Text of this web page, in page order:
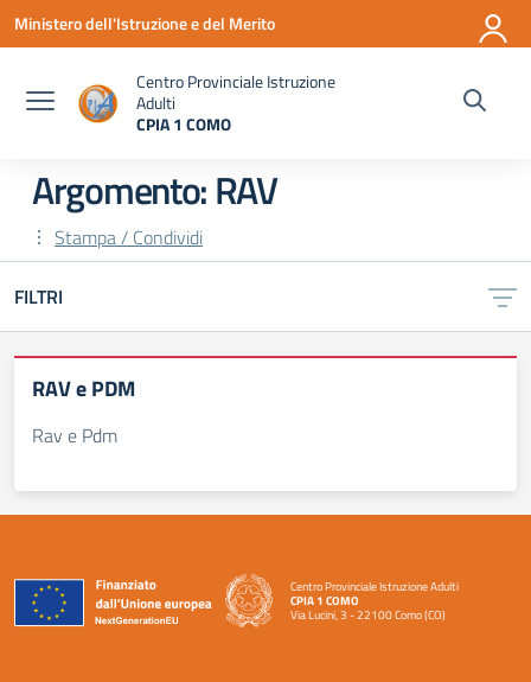
Vai ai contenuti
Vai al menu di navigazione
Vai al footer
Ministero dell'Istruzione e del Merito
Centro Provinciale Istruzione
Adulti
CPIA 1 COMO
Argomento: RAV
Stampa / Condividi
FILTRI
RAV e PDM
Rav e Pdm
Centro Provinciale Istruzione Adulti
CPIA 1 COMO
Via Lucini, 3 - 22100 Como (CO)
— Visita la pagina iniziale della scuola